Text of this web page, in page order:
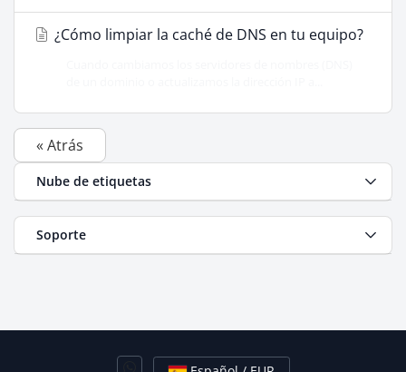
¿Cómo limpiar la caché de DNS en tu equipo?
« Atrás
Nube de etiquetas
Soporte